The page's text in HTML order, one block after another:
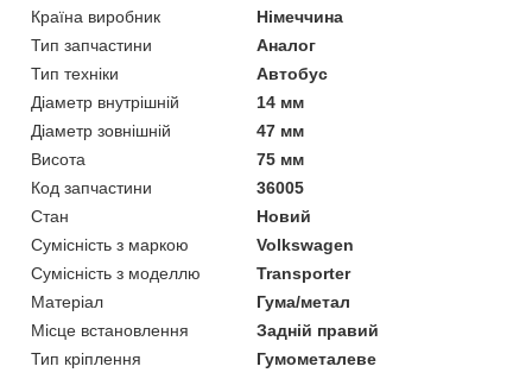
Країна виробник
Німеччина
Тип запчастини
Аналог
Тип техніки
Автобус
Діаметр внутрішній
14 мм
Діаметр зовнішній
47 мм
Висота
75 мм
Код запчастини
36005
Стан
Новий
Сумісність з маркою
Volkswagen
Сумісність з моделлю
Transporter
Матеріал
Гума/метал
Місце встановлення
Задній правий
Тип кріплення
Гумометалеве